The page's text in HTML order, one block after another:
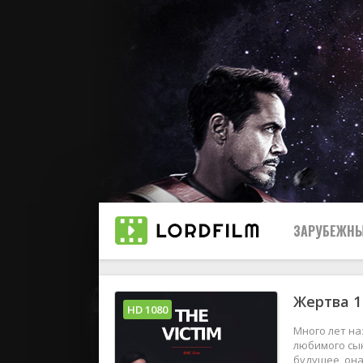
Все
2019
Жертва
Много лет
любимого
будущее,
HD 1080